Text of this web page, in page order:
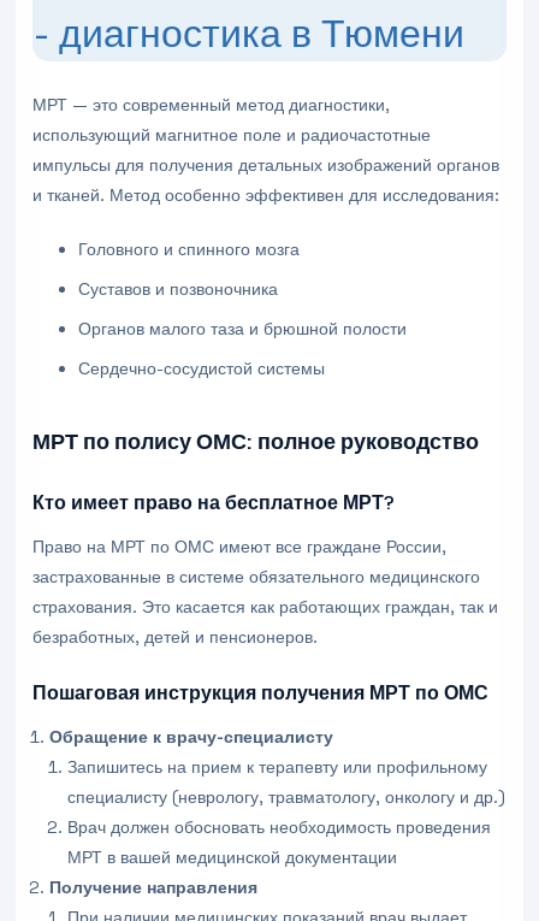
МРТ — это современный метод диагностики,
использующий магнитное поле и радиочастотные
импульсы для получения детальных изображений органов
и тканей. Метод особенно эффективен для исследования:
Головного и спинного мозга
Суставов и позвоночника
Органов малого таза и брюшной полости
Сердечно-сосудистой системы
МРТ по полису ОМС: полное руководство
Кто имеет право на бесплатное МРТ?
Право на МРТ по ОМС имеют все граждане России,
застрахованные в системе обязательного медицинского
страхования. Это касается как работающих граждан, так и
безработных, детей и пенсионеров.
Пошаговая инструкция получения МРТ по ОМС
Обращение к врачу-специалисту
Запишитесь на прием к терапевту или профильному
специалисту (неврологу, травматологу, онкологу и др.)
Врач должен обосновать необходимость проведения
МРТ в вашей медицинской документации
Получение направления